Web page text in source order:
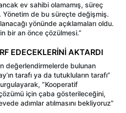
ev sahibi olamamış, süreç
Yönetim de bu süreçte değişmiş.
yönünde açıklamaları oldu.
bir an önce çözülmesi.”
EDECEKLERİNİ AKTARDI
değerlendirmelerde bulunan
tarafı ya da tutukluların tarafı”
“Kooperatif
çözümü için çaba gösterileceğini,
adımlar atılmasını bekliyoruz”